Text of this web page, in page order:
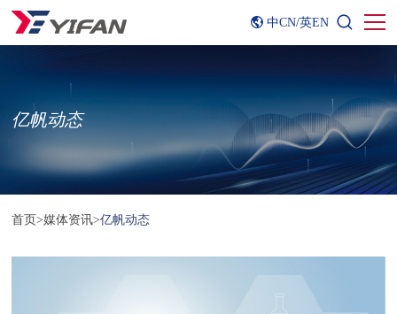
中CN/英EN
亿帆动态
首页>媒体资讯>亿帆动态